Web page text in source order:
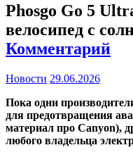
Phosgo Go 5
велосипед с
Комментарий
Новости 29.06.2026
Пока одни
для предотвращения
материал про Canyon),
любого владельца